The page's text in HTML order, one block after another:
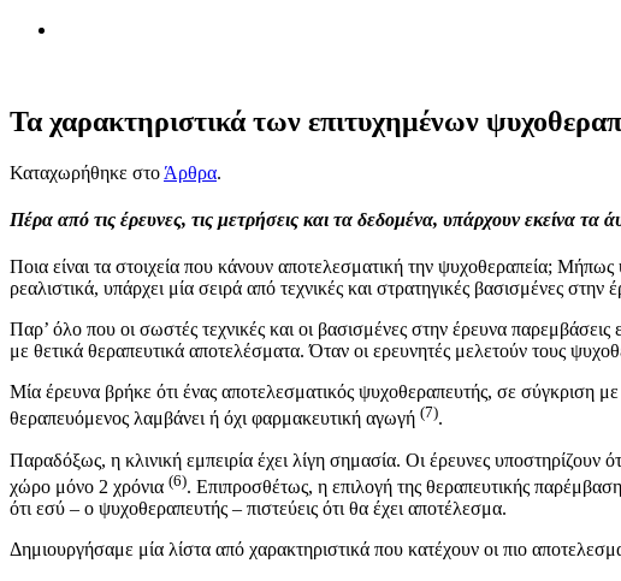
Τα χαρακτηριστικά των επιτυχημένων
Καταχωρήθηκε στο Άρθρα.
Πέρα από τις έρευνες, τις μετρήσεις και τα δεδομένα, υπάρχουν εκείνα τα
Ποια είναι τα στοιχεία που κάνουν αποτελεσματική την ψυχοθεραπεία;
ρεαλιστικά, υπάρχει μία σειρά από τεχνικές και στρατηγικές βασισμένες
Παρ’ όλο που οι σωστές τεχνικές και οι βασισμένες στην έρευνα
με θετικά θεραπευτικά αποτελέσματα. Όταν οι ερευνητές μελετούν τους
Μία έρευνα βρήκε ότι ένας αποτελεσματικός ψυχοθεραπευτής, σε σύγκριση
θεραπευόμενος λαμβάνει ή όχι φαρμακευτική αγωγή (7).
Παραδόξως, η κλινική εμπειρία έχει λίγη σημασία. Οι έρευνες υποστηρίζουν
χώρο μόνο 2 χρόνια (6). Επιπροσθέτως, η επιλογή της θεραπευτικής
ότι εσύ – ο ψυχοθεραπευτής – πιστεύεις ότι θα έχει αποτέλεσμα.
Δημιουργήσαμε μία λίστα από χαρακτηριστικά που κατέχουν οι πιο